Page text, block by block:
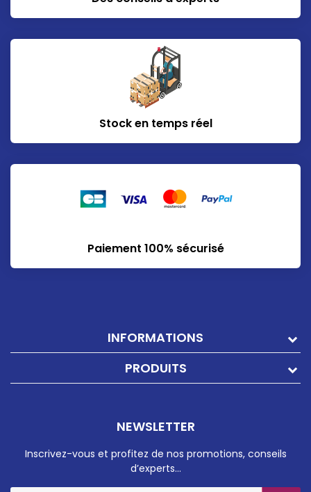
Stock en temps réel
Paiement 100% sécurisé
INFORMATIONS
PRODUITS
NEWSLETTER
Inscrivez-vous et profitez de nos promotions, conseils
d’experts…